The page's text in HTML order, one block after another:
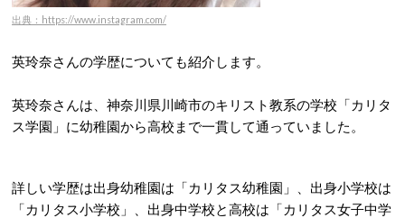
出典：https://www.instagram.com/
英玲奈さんの学歴についても紹介します。
英玲奈さんは、神奈川県川崎市のキリスト教系の学校「カリタ
ス学園」に幼稚園から高校まで一貫して通っていました。
詳しい学歴は出身幼稚園は「カリタス幼稚園」、出身小学校は
「カリタス小学校」、出身中学校と高校は「カリタス女子中学